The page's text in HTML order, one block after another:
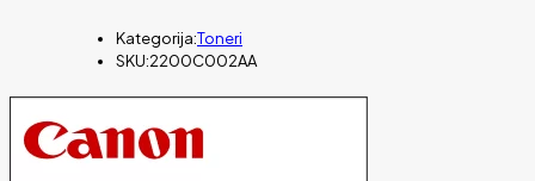
Kategorija:Toneri
SKU:2200C002AA